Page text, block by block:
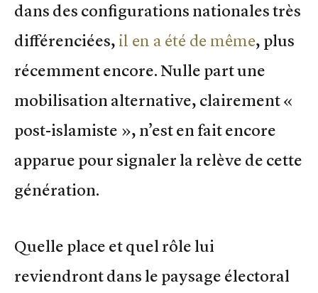
dans des configurations nationales très
différenciées, il en a été de même, plus
récemment encore. Nulle part une
mobilisation alternative, clairement «
post-islamiste », n’est en fait encore
apparue pour signaler la relève de cette
génération.
Quelle place et quel rôle lui
reviendront dans le paysage électoral